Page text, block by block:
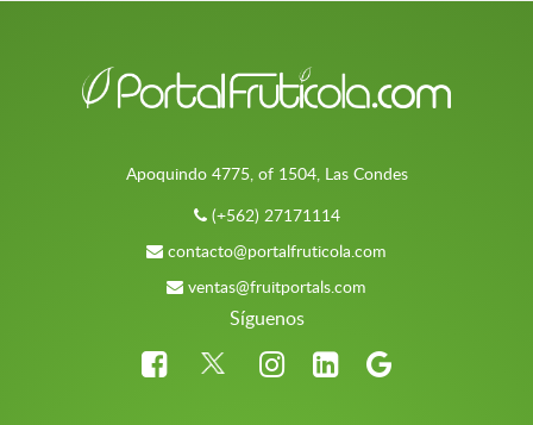
Apoquindo 4775, of 1504, Las Condes
(+562) 27171114
contacto@portalfruticola.com
ventas@fruitportals.com
Síguenos